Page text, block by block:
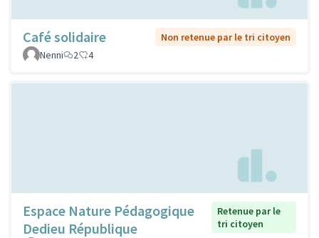
Café solidaire
Non retenue par le tri citoyen
Nenni
2 4
Espace Nature Pédagogique
Dedieu République
Retenue par le
tri citoyen